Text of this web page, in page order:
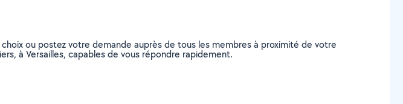
ou postez votre demande auprès de tous les membres à proximité de votre
à Versailles, capables de vous répondre rapidement.